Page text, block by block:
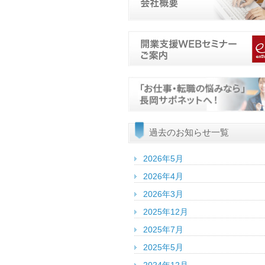
過去のお知らせ一覧
2026年5月
2026年4月
2026年3月
2025年12月
2025年7月
2025年5月